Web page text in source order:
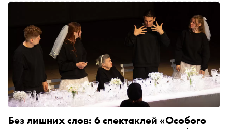
Горький в своей пьесе «Последние» , которая долгие
годы была запрещена в царской России.
Художественный руководитель и режиссёр Олег
Липовецкий представил в театре «Шалом»
эмоциональный спектакль «Последние», где конфликт
«отцов и детей» накалён до предела. «Сноб» предлагает
пройти тест и проверить, насколько хорошо вы знаете
тайны этой семейной драмы
Без лишних слов: 6 спектаклей «Особого